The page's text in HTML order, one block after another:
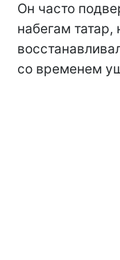
Он часто
набегам татар,
со временем